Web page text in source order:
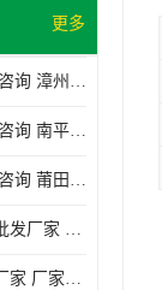
更多
厂家供应 欢迎电话咨询 漳州活性重钙粉
厂家供应 欢迎电话咨询 南平活性重钙粉批发厂
厂家供应 欢迎电话咨询 莆田高白度重钙粉厂家
兴国县涂料重钙粉批发厂家 厂家供应 欢迎电话咨询
上犹县重质碳酸钙厂家 厂家供应 欢迎电话咨询